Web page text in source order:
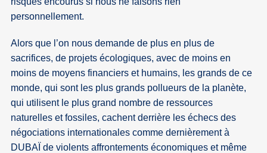
personnellement.
Alors que l’on nous demande de plus en plus de
sacrifices, de projets écologiques, avec de moins en
moins de moyens financiers et humains, les grands de ce
monde, qui sont les plus grands pollueurs de la planète,
qui utilisent le plus grand nombre de ressources
naturelles et fossiles, cachent derrière les échecs des
négociations internationales comme dernièrement à
DUBAÏ de violents affrontements économiques et même